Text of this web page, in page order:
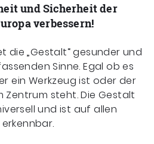
und Sicherheit der
verbessern!
die „Gestalt“ gesunder und
Sinne. Egal ob es
ein Werkzeug ist oder der
Zentrum steht. Die Gestalt
und ist auf allen